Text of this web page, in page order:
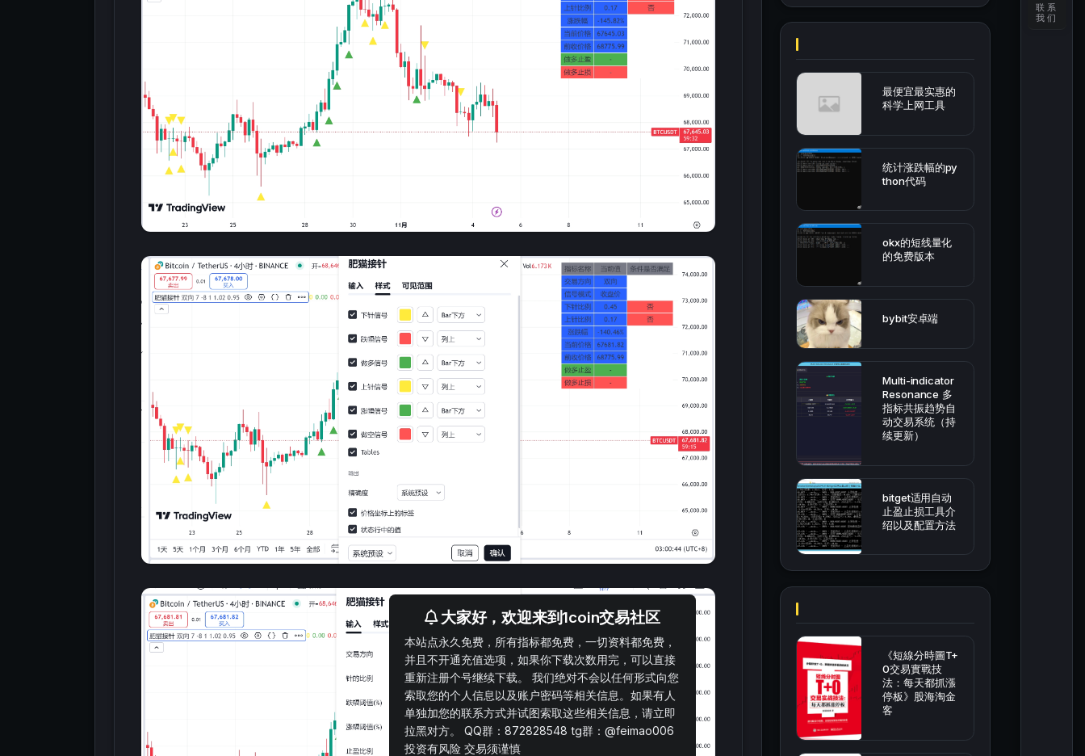
最便宜最实惠的
科学上网工具
统计涨跌幅的py
thon代码
okx的短线量化
的免费版本
bybit安卓端
Multi-indicator
Resonance 多
指标共振趋势自
动交易系统（持
续更新）
bitget适用自动
止盈止损工具介
绍以及配置方法
《短線分時圖T+
0交易實戰技
法：每天都抓漲
停板》股海淘金
客
联系
我们
大家好，欢迎来到1coin交易社区
本站点永久免费，所有指标都免费，一切资料都免费，
并且不开通充值选项，如果你下载次数用完，可以直接
重新注册个号继续下载。 我们绝对不会以任何形式向您
索取您的个人信息以及账户密码等相关信息。如果有人
单独加您的联系方式并试图索取这些相关信息，请立即
拉黑对方。 QQ群：872828548 tg群：@feimao006
投资有风险 交易须谨慎